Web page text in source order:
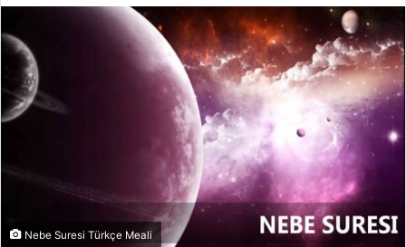
Nebe Suresi Türkçe Meali